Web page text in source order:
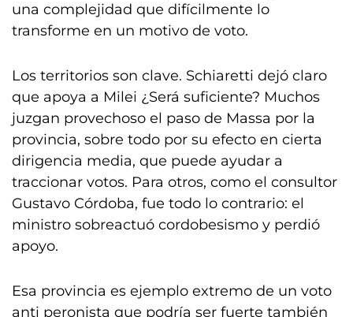
una complejidad que difícilmente lo
transforme en un motivo de voto.
Los territorios son clave. Schiaretti dejó claro
que apoya a Milei ¿Será suficiente? Muchos
juzgan provechoso el paso de Massa por la
provincia, sobre todo por su efecto en cierta
dirigencia media, que puede ayudar a
traccionar votos. Para otros, como el consultor
Gustavo Córdoba, fue todo lo contrario: el
ministro sobreactuó cordobesismo y perdió
apoyo.
Esa provincia es ejemplo extremo de un voto
anti peronista que podría ser fuerte también